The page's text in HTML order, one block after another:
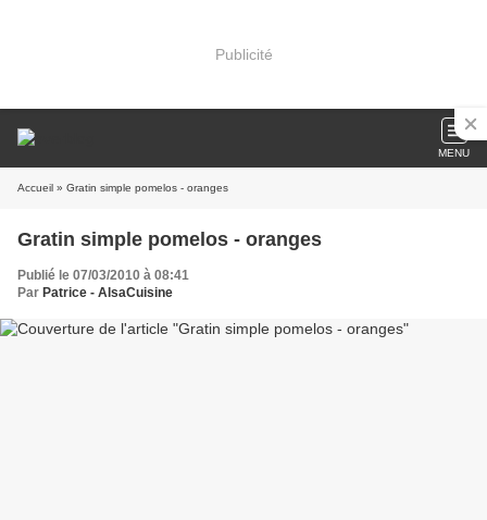
Publicité
MENU
Accueil » Gratin simple pomelos - oranges
Gratin simple pomelos - oranges
Publié le 07/03/2010 à 08:41
Par Patrice - AlsaCuisine